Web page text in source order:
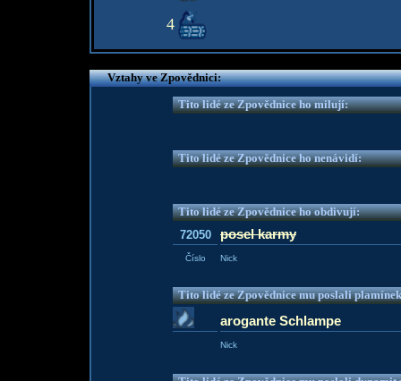
4
Vztahy ve Zpovědnici:
Tito lidé ze Zpovědnice ho milují:
Tito lidé ze Zpovědnice ho nenávidí:
Tito lidé ze Zpovědnice ho obdivují:
72050
posel karmy
Číslo Nick
Tito lidé ze Zpovědnice mu poslali
arogante Schlampe
Nick